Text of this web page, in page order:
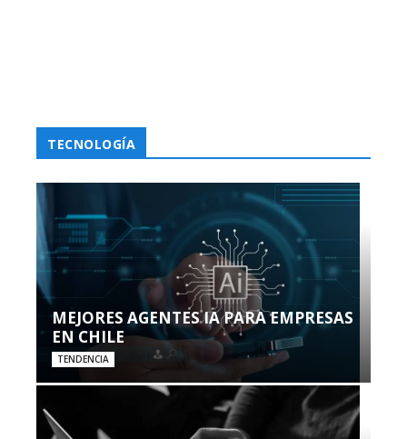
TECNOLOGÍA
MEJORES AGENTES IA PARA EMPRESAS
EN CHILE
TENDENCIA